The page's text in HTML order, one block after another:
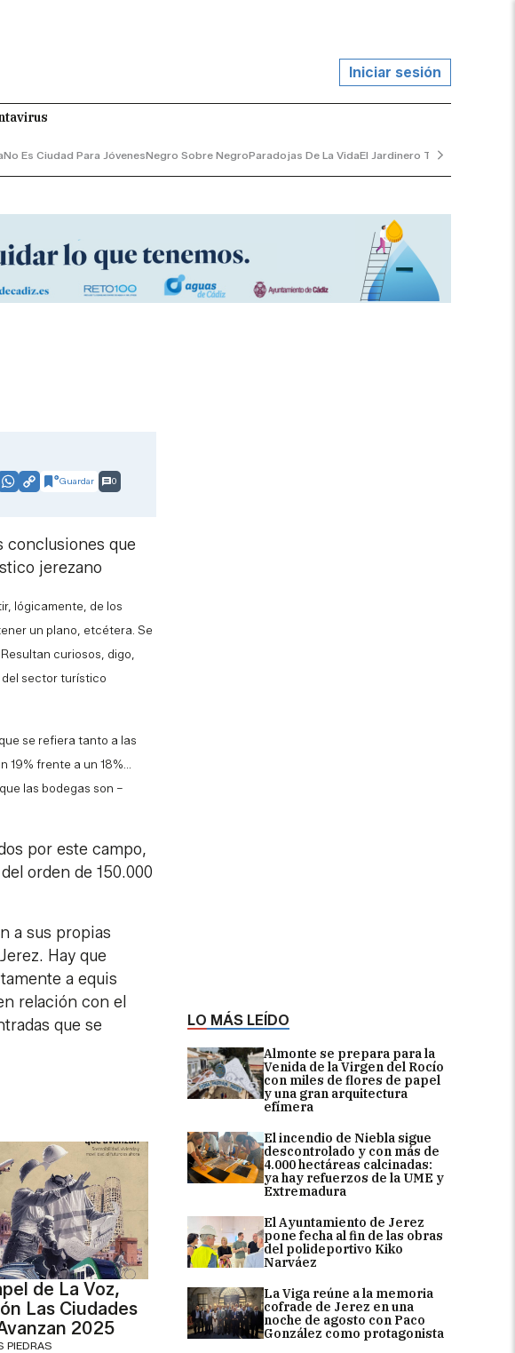
Iniciar sesión
No Es Ciudad Para JóvenesNegro Sobre NegroParadojas De La VidaEl Jardinero Tranquilo
LO MÁS LEÍDO
Almonte se prepara para la
Venida de la Virgen del Rocío
con miles de flores de papel
y una gran arquitectura
efímera
El incendio de Niebla sigue
descontrolado y con más de
4.000 hectáreas calcinadas:
ya hay refuerzos de la UME y
Extremadura
El Ayuntamiento de Jerez
pone fecha al fin de las obras
del polideportivo Kiko
Narváez
La Viga reúne a la memoria
cofrade de Jerez en una
noche de agosto con Paco
González como protagonista
WhatsApp
CopyGuardar 0
conclusiones que
jerezano
lógicamente, de los
un plano, etcétera. Se
curiosos, digo,
del sector turístico
se refiera tanto a las
frente a un 18%...
las bodegas son –
por este campo,
orden de 150.000
a sus propias
Hay que
a equis
relación con el
que se
de La Voz,
Las Ciudades
2025
PIEDRAS